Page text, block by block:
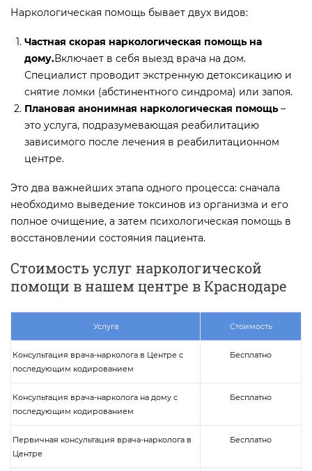
Наркологическая помощь бывает двух видов:
Частная скорая наркологическая помощь на
дому.Включает в себя выезд врача на дом.
Специалист проводит экстренную детоксикацию и
снятие ломки (абстинентного синдрома) или запоя.
Плановая анонимная наркологическая помощь –
это услуга, подразумевающая реабилитацию
зависимого после лечения в реабилитационном
центре.
Это два важнейших этапа одного процесса: сначала
необходимо выведение токсинов из организма и его
полное очищение, а затем психологическая помощь в
восстановлении состояния пациента.
Стоимость услуг наркологической
помощи в нашем центре в Краснодаре
Услуга Стоимость
Консультация врача-нарколога в Центре с
последующим кодированием
Бесплатно
Консультация врача-нарколога на дому с
последующим кодированием
Бесплатно
Первичная консультация врача-нарколога в
Центре
Бесплатно